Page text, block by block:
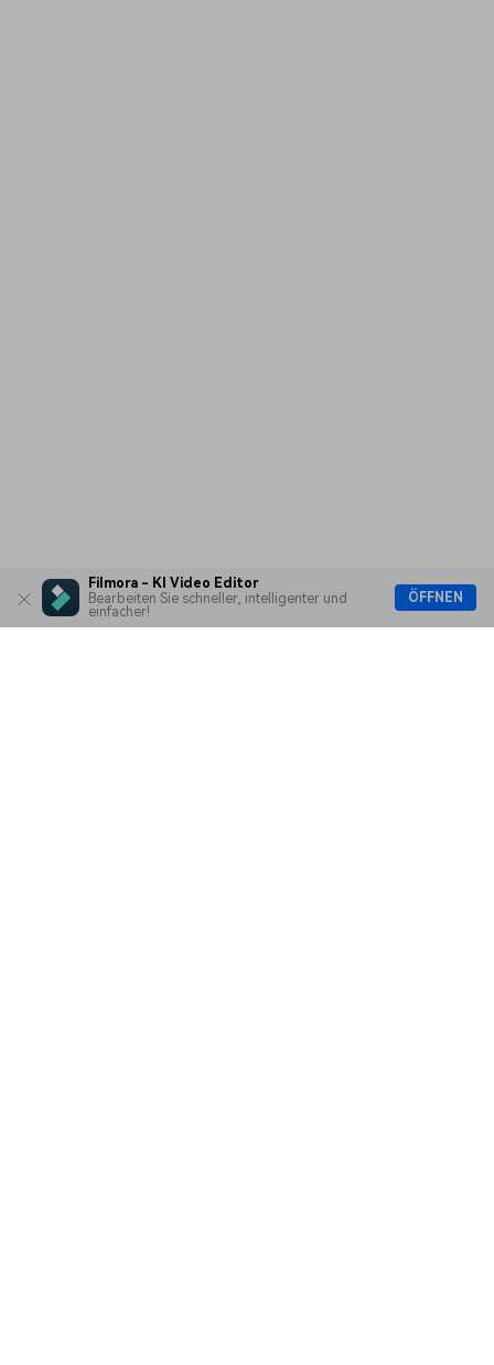
Filmora - KI Video Editor
Bearbeiten Sie schneller, intelligenter und
einfacher!
ÖFFNEN